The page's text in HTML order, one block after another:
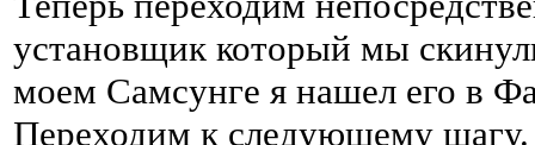
установщик который мы
моем Самсунге я нашел его в
Переходим к следующему шагу.